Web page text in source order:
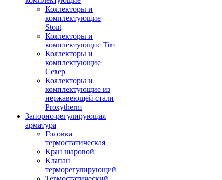
Коллекторы и
комплектующие
Stout
Коллекторы и
комплектующие Tim
Коллекторы и
комплектующие
Север
Коллекторы и
комплектующие из
нержавеющей стали
Proxytherm
Запорно-регулирующая
арматура
Головка
термостатическая
Кран шаровой
Клапан
терморегулирующий
Термостатический